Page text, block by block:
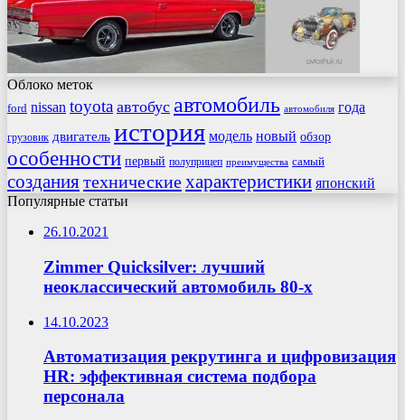
Облоко меток
ford nissan toyota автобус автомобиль автомобиля года
грузовик двигатель история модель новый обзор
особенности первый полуприцеп преимущества самый
созданиятехническиехарактеристики японский
Популярные статьи
26.10.2021
Zimmer Quicksilver: лучший
неоклассический автомобиль 80-х
14.10.2023
Автоматизация рекрутинга и цифровизация
HR: эффективная система подбора
персонала